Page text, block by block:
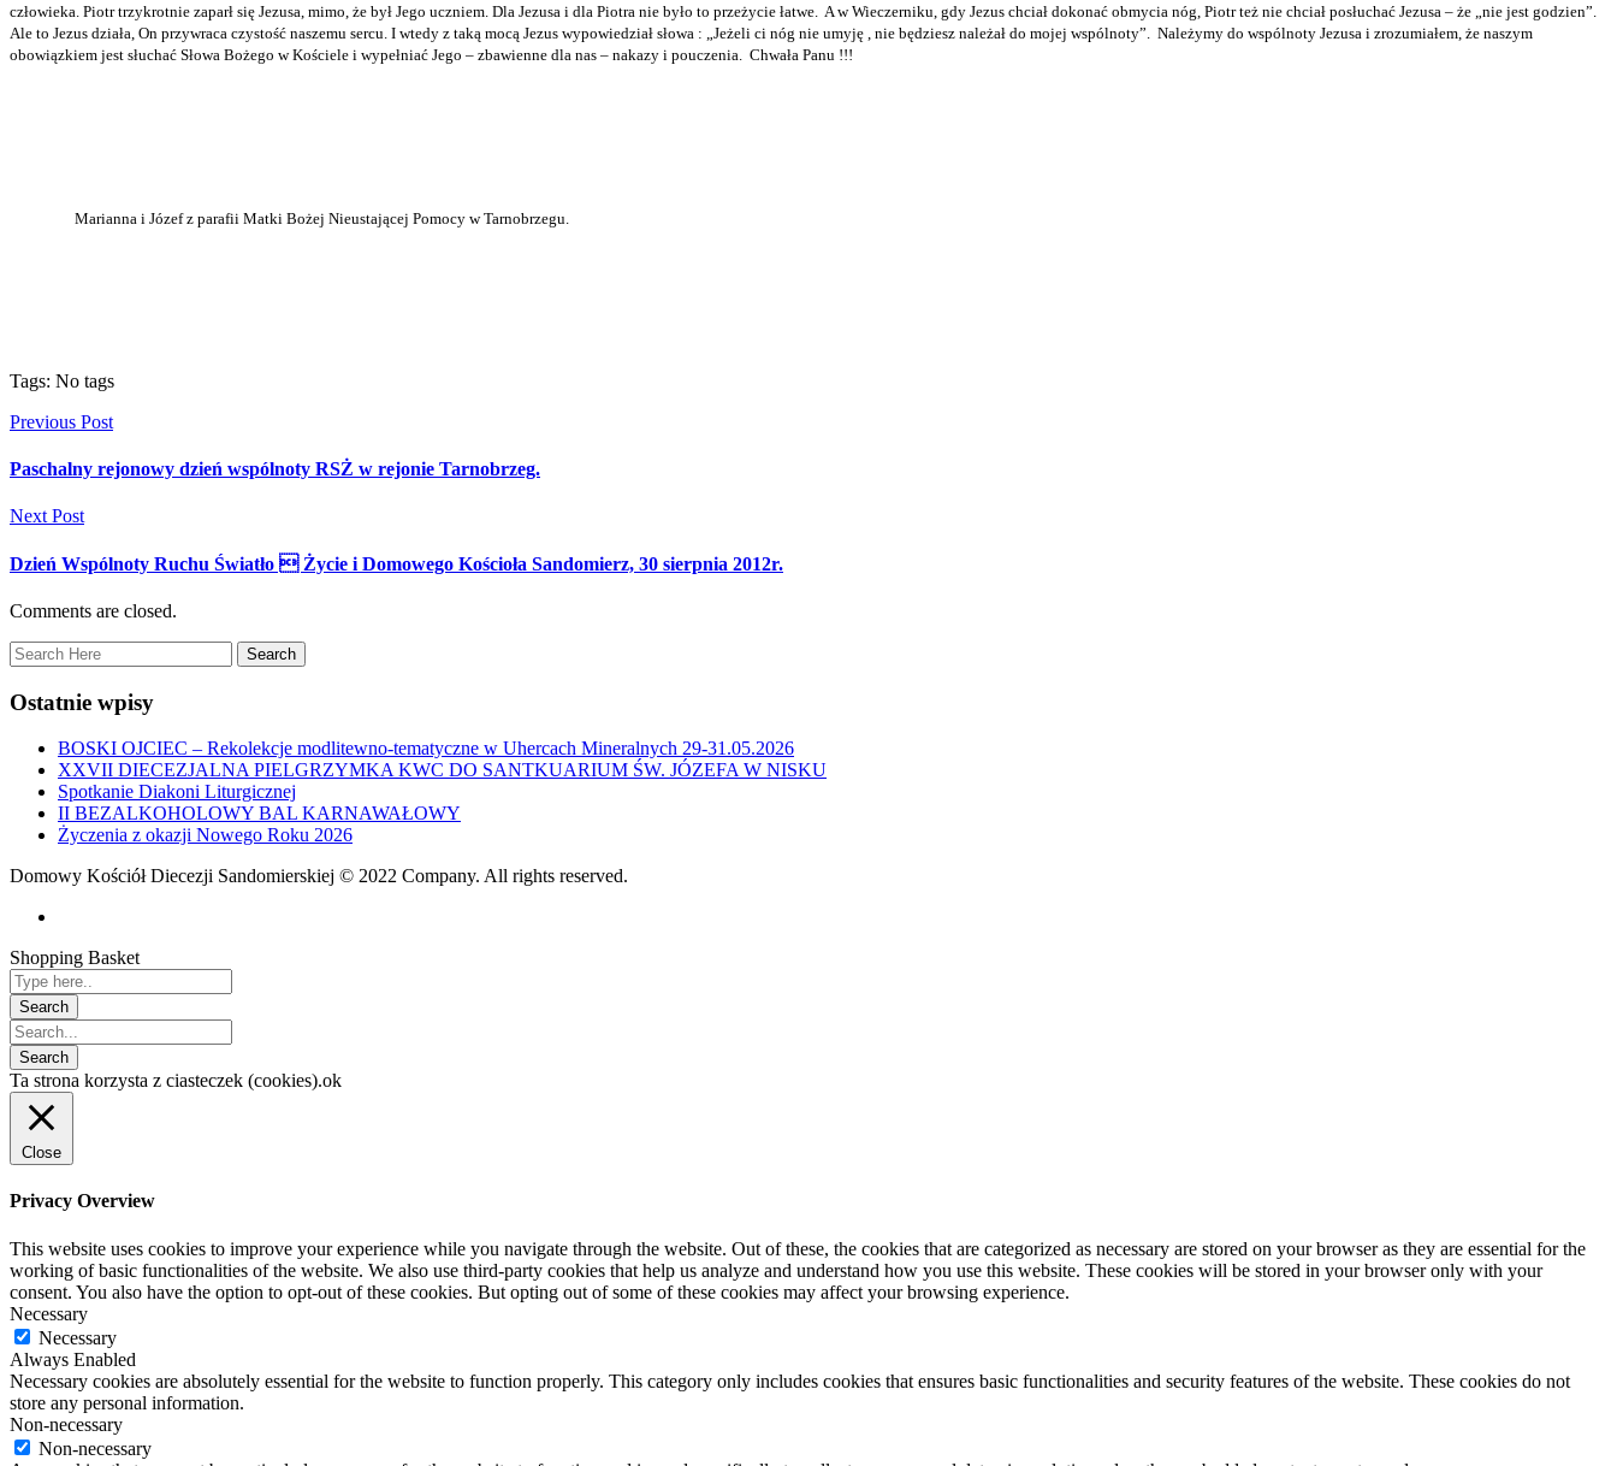
człowieka. Piotr trzykrotnie zaparł się Jezusa, mimo, że był Jego uczniem. Dla Jezusa i dla Piotra nie było to przeżycie łatwe. A w Wieczerniku, gdy Jezus chciał dokonać obmycia nóg, Piotr też nie chciał posłuchać Jezusa – że „nie jest godzien”.
Ale to Jezus działa, On przywraca czystość naszemu sercu. I wtedy z taką mocą Jezus wypowiedział słowa : „Jeżeli ci nóg nie umyję , nie będziesz należał do mojej wspólnoty”.
Należymy do wspólnoty Jezusa i zrozumiałem, że naszym
obowiązkiem jest słuchać Słowa Bożego w Kościele i wypełniać Jego – zbawienne dla nas – nakazy i pouczenia.
Chwała Panu !!!
Marianna i Józef z parafii Matki Bożej Nieustającej Pomocy w Tarnobrzegu.
Tags: No tags
Previous Post
Paschalny rejonowy dzień wspólnoty RSŻ w rejonie Tarnobrzeg.
Next Post
Dzień Wspólnoty Ruchu Światło  Życie i Domowego Kościoła Sandomierz, 30 sierpnia 2012r.
Comments are closed.
Ostatnie wpisy
BOSKI OJCIEC – Rekolekcje modlitewno-tematyczne w Uhercach Mineralnych 29-31.05.2026
XXVII DIECEZJALNA PIELGRZYMKA KWC DO SANTKUARIUM ŚW. JÓZEFA W NISKU
Spotkanie Diakoni Liturgicznej
II BEZALKOHOLOWY BAL KARNAWAŁOWY
Życzenia z okazji Nowego Roku 2026
Domowy Kościół Diecezji Sandomierskiej © 2022 Company. All rights reserved.
Shopping Basket
Ta strona korzysta z ciasteczek (cookies).ok
Close
Privacy Overview
This website uses cookies to improve your experience while you navigate through the website. Out of these, the cookies that are categorized as necessary are stored on your browser as they are essential for the
working of basic functionalities of the website. We also use third-party cookies that help us analyze and understand how you use this website. These cookies will be stored in your browser only with your
consent. You also have the option to opt-out of these cookies. But opting out of some of these cookies may affect your browsing experience.
Necessary
Necessary
Always Enabled
Necessary cookies are absolutely essential for the website to function properly. This category only includes cookies that ensures basic functionalities and security features of the website. These cookies do not
store any personal information.
Non-necessary
Non-necessary